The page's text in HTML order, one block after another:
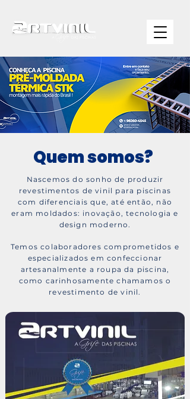
Quem somos?
Nascemos do sonho de produzir
revestimentos de vinil para piscinas
com diferenciais que, até então, não
eram moldados: inovação, tecnologia e
design moderno.
Temos colaboradores comprometidos e
especializados em confeccionar
artesanalmente a roupa da piscina,
como carinhosamente chamamos o
revestimento de vinil.